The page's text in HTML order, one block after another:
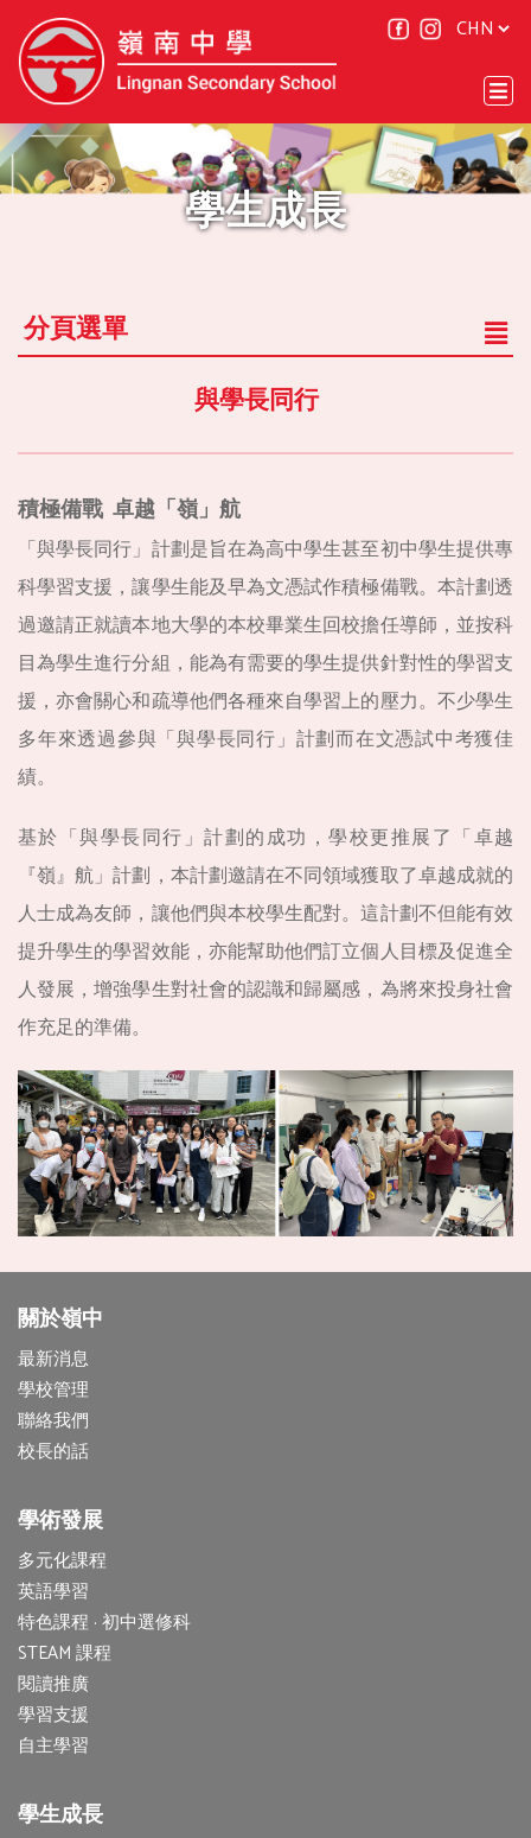
學生成長
分頁選單
與學長同行
積極備戰 卓越「嶺」航
「與學長同行」計劃是旨在為高中學生甚至初中學生提供專
科學習支援，讓學生能及早為文憑試作積極備戰。本計劃透
過邀請正就讀本地大學的本校畢業生回校擔任導師，並按科
目為學生進行分組，能為有需要的學生提供針對性的學習支
援，亦會關心和疏導他們各種來自學習上的壓力。不少學生
多年來透過參與「與學長同行」計劃而在文憑試中考獲佳
績。
基於「與學長同行」計劃的成功，學校更推展了「卓越
『嶺』航」計劃，本計劃邀請在不同領域獲取了卓越成就的
人士成為友師，讓他們與本校學生配對。這計劃不但能有效
提升學生的學習效能，亦能幫助他們訂立個人目標及促進全
人發展，增強學生對社會的認識和歸屬感，為將來投身社會
作充足的準備。
關於嶺中
最新消息
學校管理
聯絡我們
校長的話
學術發展
多元化課程
英語學習
特色課程 · 初中選修科
STEAM 課程
閱讀推廣
學習支援
自主學習
學生成長